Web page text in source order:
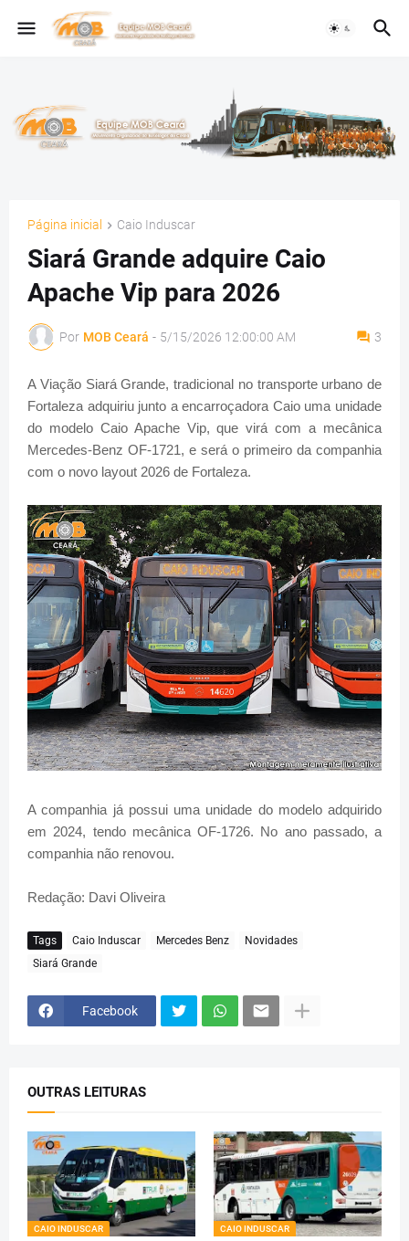
Página inicial Caio Induscar
Siará Grande adquire Caio
Apache Vip para 2026
Por MOB Ceará - 5/15/2026 12:00:00 AM 3
A Viação Siará Grande, tradicional no transporte urbano de
Fortaleza adquiriu junto a encarroçadora Caio uma unidade
do modelo Caio Apache Vip, que virá com a mecânica
Mercedes-Benz OF-1721, e será o primeiro da companhia
com o novo layout 2026 de Fortaleza.
A companhia já possui uma unidade do modelo adquirido
em 2024, tendo mecânica OF-1726. No ano passado, a
companhia não renovou.
Redação: Davi Oliveira
Tags Caio Induscar Mercedes Benz
Novidades
Siará Grande
Facebook
OUTRAS LEITURAS
CAIO INDUSCAR CAIO INDUSCAR